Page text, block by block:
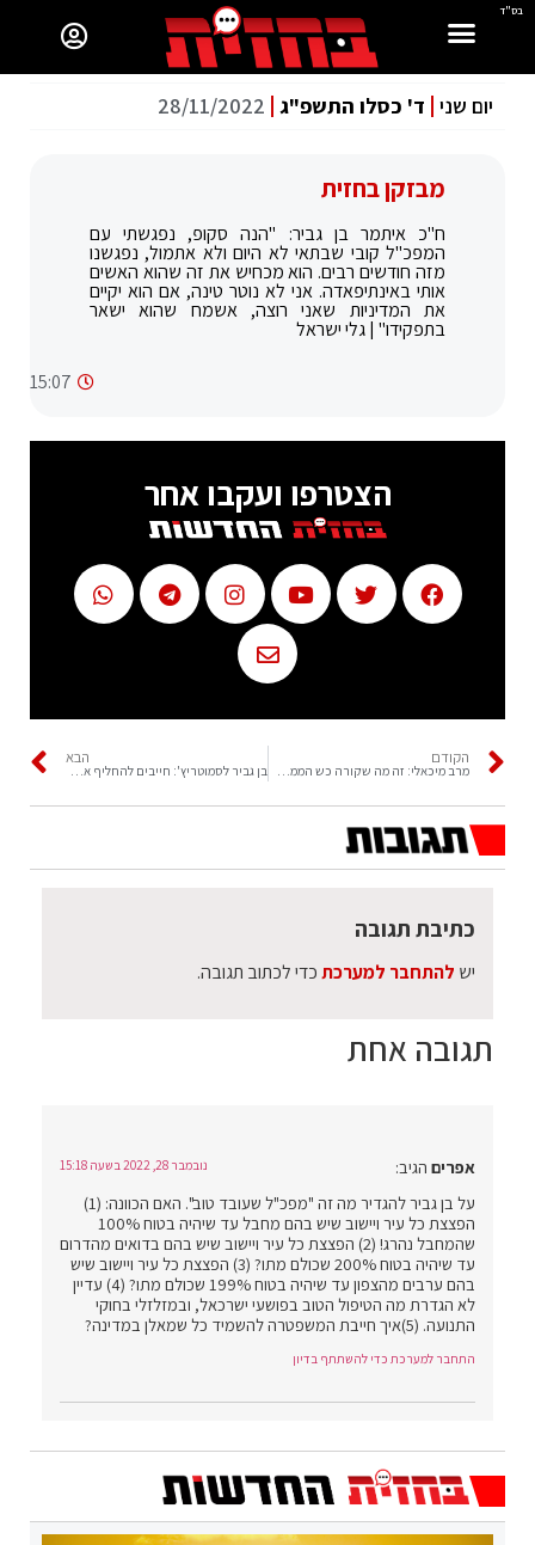
בס"ד
יום שני ד' כסלו התשפ"ג 28/11/2022
מבזקן בחזית
ח"כ איתמר בן גביר: "הנה סקופ, נפגשתי עם
המפכ"ל קובי שבתאי לא היום ולא אתמול, נפגשנו
מזה חודשים רבים. הוא מכחיש את זה שהוא האשים
אותי באינתיפאדה. אני לא נוטר טינה, אם הוא יקיים
את המדיניות שאני רוצה, אשמח שהוא ישאר
בתפקידו" | גלי ישראל
15:07
הצטרפו ועקבו אחר
הקודם הבא
תגובה אחת
אפרים הגיב: נובמבר 28, 2022 בשעה 15:18
על בן גביר להגדיר מה זה "מפכ"ל שעובד טוב". האם הכוונה: (1)
הפצצת כל עיר ויישוב שיש בהם מחבל עד שיהיה בטוח 100%
שהמחבל נהרג! (2) הפצצת כל עיר ויישוב שיש בהם בדואים מהדרום
עד שיהיה בטוח 200% שכולם מתו? (3) הפצצת כל עיר ויישוב שיש
בהם ערבים מהצפון עד שיהיה בטוח 199% שכולם מתו? (4) עדיין
לא הגדרת מה הטיפול הטוב בפושעי ישרכאל, ובמזלזלי בחוקי
התנועה. (5)איך חייבת המשפטרה להשמיד כל שמאלן במדינה?
התחבר למערכת כדי להשתתף בדיון
כתיבת תגובה
יש להתחבר למערכתכדי לכתוב תגובה.